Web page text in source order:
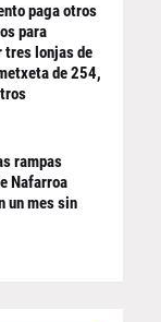
paga otros
para
tres lonjas de
de 254,
rampas
Nafarroa
un mes sin